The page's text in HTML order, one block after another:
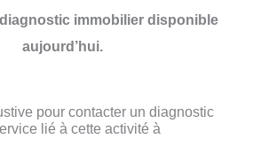
immobilier disponible
aujourd’hui.
pour contacter un diagnostic
lié à cette activité à